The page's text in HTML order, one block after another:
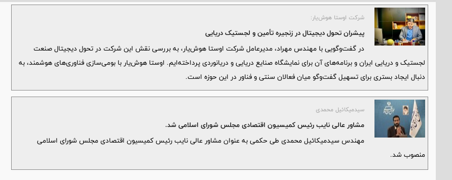
شرکت اوستا هوش‌یار:
پیشران تحول دیجیتال در زنجیره تأمین و لجستیک دریایی
در گفت‌وگویی با مهندس مهراد، مدیرعامل شرکت اوستا هوش‌یار، به بررسی نقش این شرکت در تحول دیجیتال صنعت
لجستیک و دریایی ایران و برنامه‌های آن برای نمایشگاه صنایع دریایی و دریانوردی پرداخته‌ایم. اوستا هوش‌یار با بومی‌سازی فناوری‌های هوشمند، به
دنبال ایجاد بستری برای تسهیل گفت‌وگو میان فعالان سنتی و فناور در این حوزه است.
سيدميكائيل محمدى
مشاور عالى نايب رئيس كميسيون اقتصادى مجلس شوراى اسلامى شد.
مهندس سيدميكائيل محمدى طى حكمى به عنوان مشاور عالى نايب رئيس كميسيون اقتصادى مجلس شوراى اسلامى
منصوب شد.